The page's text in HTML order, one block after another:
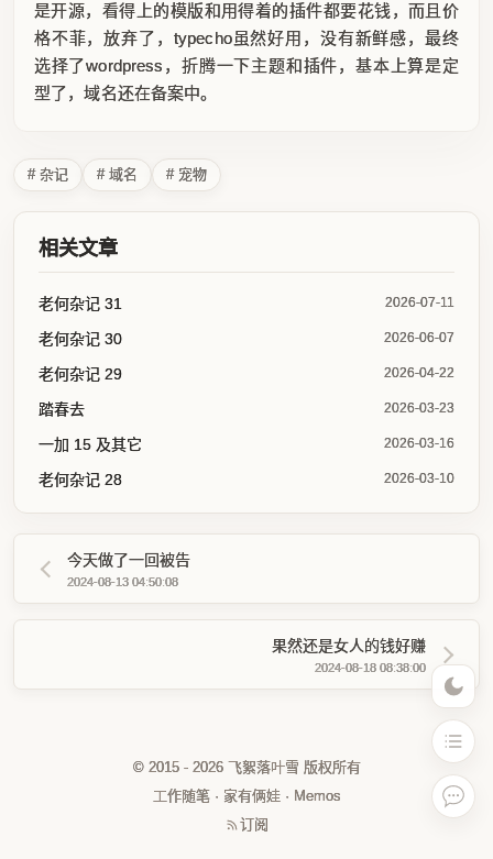
是开源，看得上的模版和用得着的插件都要花钱，而且价
格不菲，放弃了，typecho虽然好用，没有新鲜感，最终
选择了wordpress，折腾一下主题和插件，基本上算是定
型了，域名还在备案中。
# 杂记 # 域名 # 宠物
相关文章
老何杂记 31 2026-07-11
老何杂记 30 2026-06-07
老何杂记 29 2026-04-22
踏春去 2026-03-23
一加 15 及其它 2026-03-16
老何杂记 28 2026-03-10
今天做了一回被告
2024-08-13 04:50:08
果然还是女人的钱好赚
2024-08-18 08:38:00
© 2015 - 2026 飞絮落叶雪 版权所有
工作随笔· 家有俩娃· Memos
订阅